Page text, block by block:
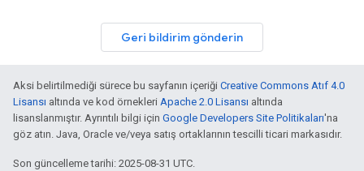
Geri bildirim gönderin
Aksi belirtilmediği sürece bu sayfanın içeriği Creative Commons Atıf 4.0
Lisansı altında ve kod örnekleri Apache 2.0 Lisansı altında
lisanslanmıştır. Ayrıntılı bilgi için Google Developers Site Politikaları'na
göz atın. Java, Oracle ve/veya satış ortaklarının tescilli ticari markasıdır.
Son güncelleme tarihi: 2025-08-31 UTC.